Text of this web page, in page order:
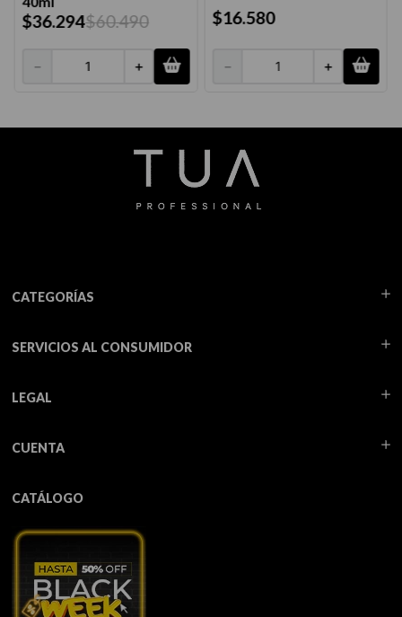
$36.294$60.490
＋
－
$16.580
＋
－
CATEGORÍAS
SERVICIOS AL CONSUMIDOR
LEGAL
CUENTA
CATÁLOGO